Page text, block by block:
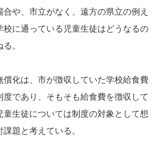
や、市立がなく、遠方の県立の例え
校に通っている児童生徒はどうなるの
。
化は、市が徴収していた学校給食費
であり、そもそも給食費を徴収して
生徒については制度の対象として想
題と考えている。